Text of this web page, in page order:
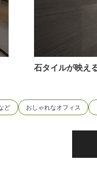
石タイルが映え
ど おしゃれなオフィス